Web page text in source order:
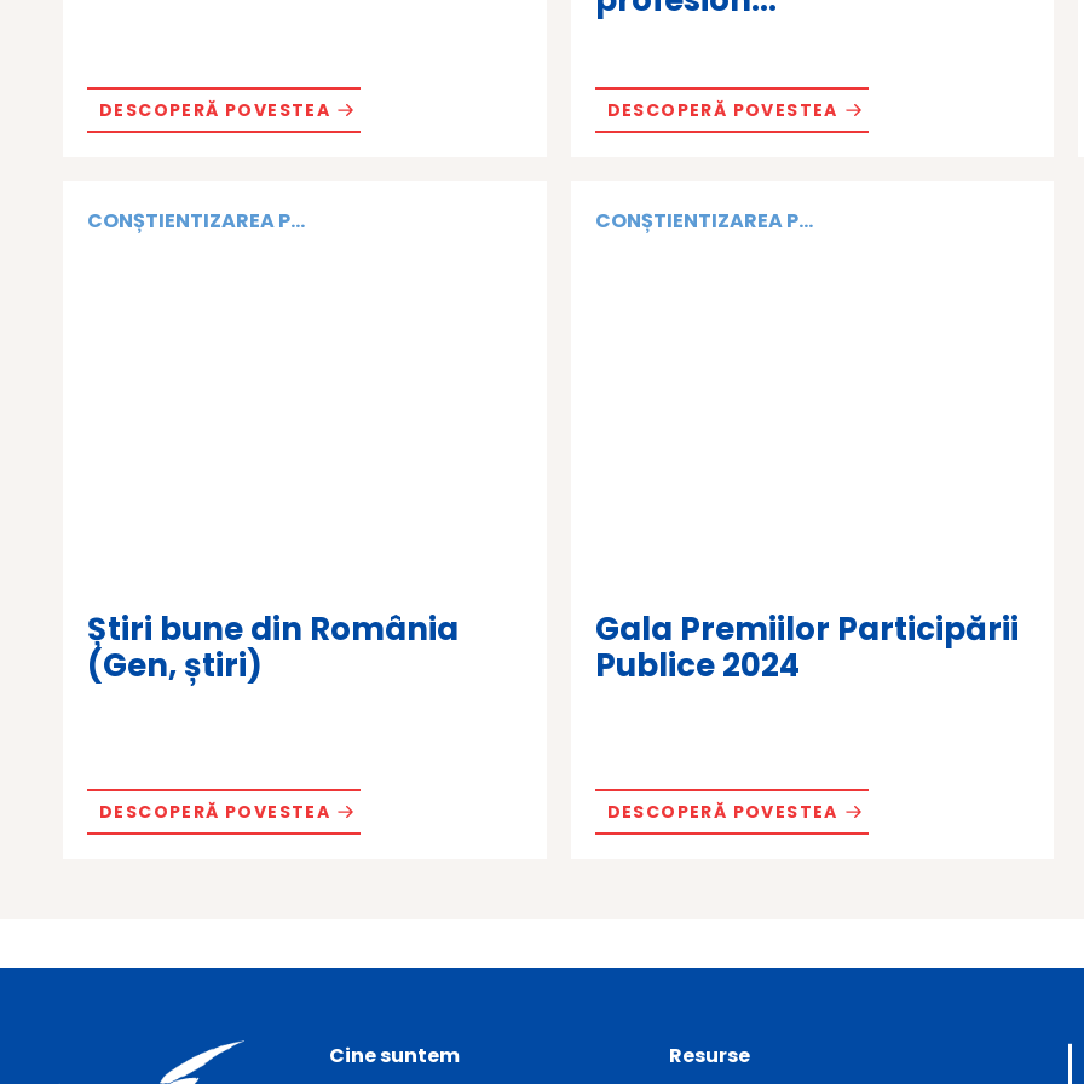
DESCOPERĂ POVESTEA DESCOPERĂ POVESTEA
CONȘTIENTIZAREA P...
Știri bune din România
(Gen, știri)
DESCOPERĂ POVESTEA
CONȘTIENTIZAREA P...
Gala Premiilor Participării
Publice 2024
DESCOPERĂ POVESTEA
Cine suntem Resurse